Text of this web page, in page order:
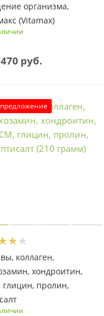
организма,
(Vitamax)
руб.
коллаген,
хондроитин,
пролин,